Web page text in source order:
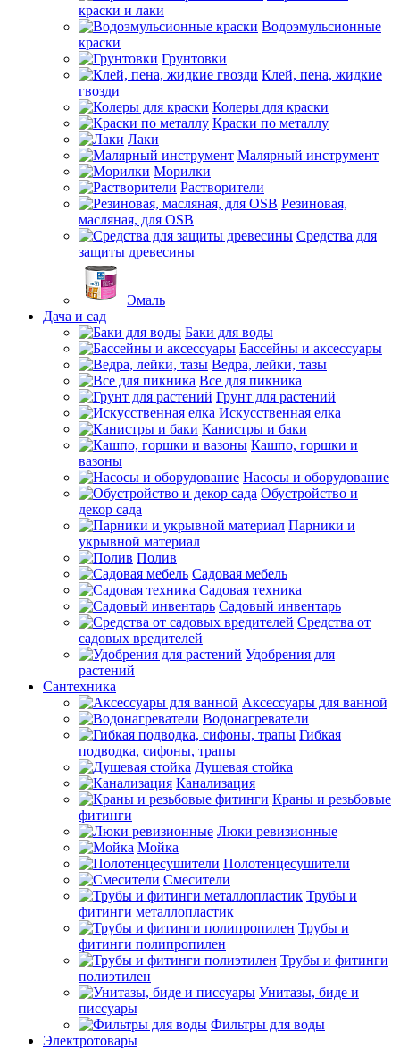
краски и лаки
Водоэмульсионные
краски
Грунтовки
Клей, пена, жидкие
гвозди
Колеры для краски
Краски по металлу
Лаки
Малярный инструмент
Морилки
Растворители
Резиновая,
масляная, для OSB
Средства для
защиты древесины
Эмаль
Дача и сад
Баки для воды
Бассейны и аксессуары
Ведра, лейки, тазы
Все для пикника
Грунт для растений
Искусственная елка
Канистры и баки
Кашпо, горшки и
вазоны
Насосы и оборудование
Обустройство и
декор сада
Парники и
укрывной материал
Полив
Садовая мебель
Садовая техника
Садовый инвентарь
Средства от
садовых вредителей
Удобрения для
растений
Сантехника
Аксессуары для ванной
Водонагреватели
Гибкая
подводка, сифоны, трапы
Душевая стойка
Канализация
Краны и резьбовые
фитинги
Люки ревизионные
Мойка
Полотенцесушители
Смесители
Трубы и
фитинги металлопластик
Трубы и
фитинги полипропилен
Трубы и фитинги
полиэтилен
Унитазы, биде и
писсуары
Фильтры для воды
Электротовары